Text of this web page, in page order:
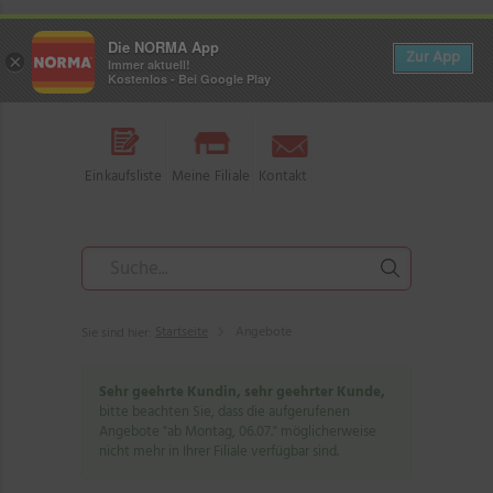
Einkaufsliste Meine Filiale Kontakt
Sehr geehrte Kundin, sehr geehrter Kunde,
bitte beachten Sie, dass die aufgerufenen
Angebote "ab Montag, 06.07." möglicherweise
nicht mehr in Ihrer Filiale verfügbar sind.
×
Die NORMA App
Immer aktuell!
Kostenlos - Bei Google Play
Zur App